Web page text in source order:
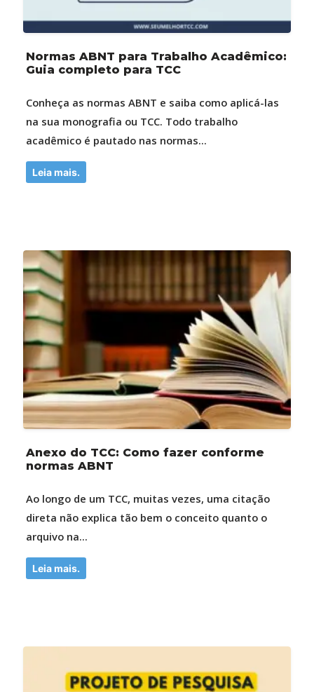
Normas ABNT para Trabalho Acadêmico:
Guia completo para TCC
Conheça as normas ABNT e saiba como aplicá-las
na sua monografia ou TCC. Todo trabalho
acadêmico é pautado nas normas...
Leia mais.
Anexo do TCC: Como fazer conforme
normas ABNT
Ao longo de um TCC, muitas vezes, uma citação
direta não explica tão bem o conceito quanto o
arquivo na...
Leia mais.